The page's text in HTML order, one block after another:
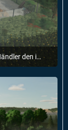
Hier einmal Gebäude Verkaufstellen und der Händler den ich Freundlicherweise benutzen darf danke nochmal dafür :)